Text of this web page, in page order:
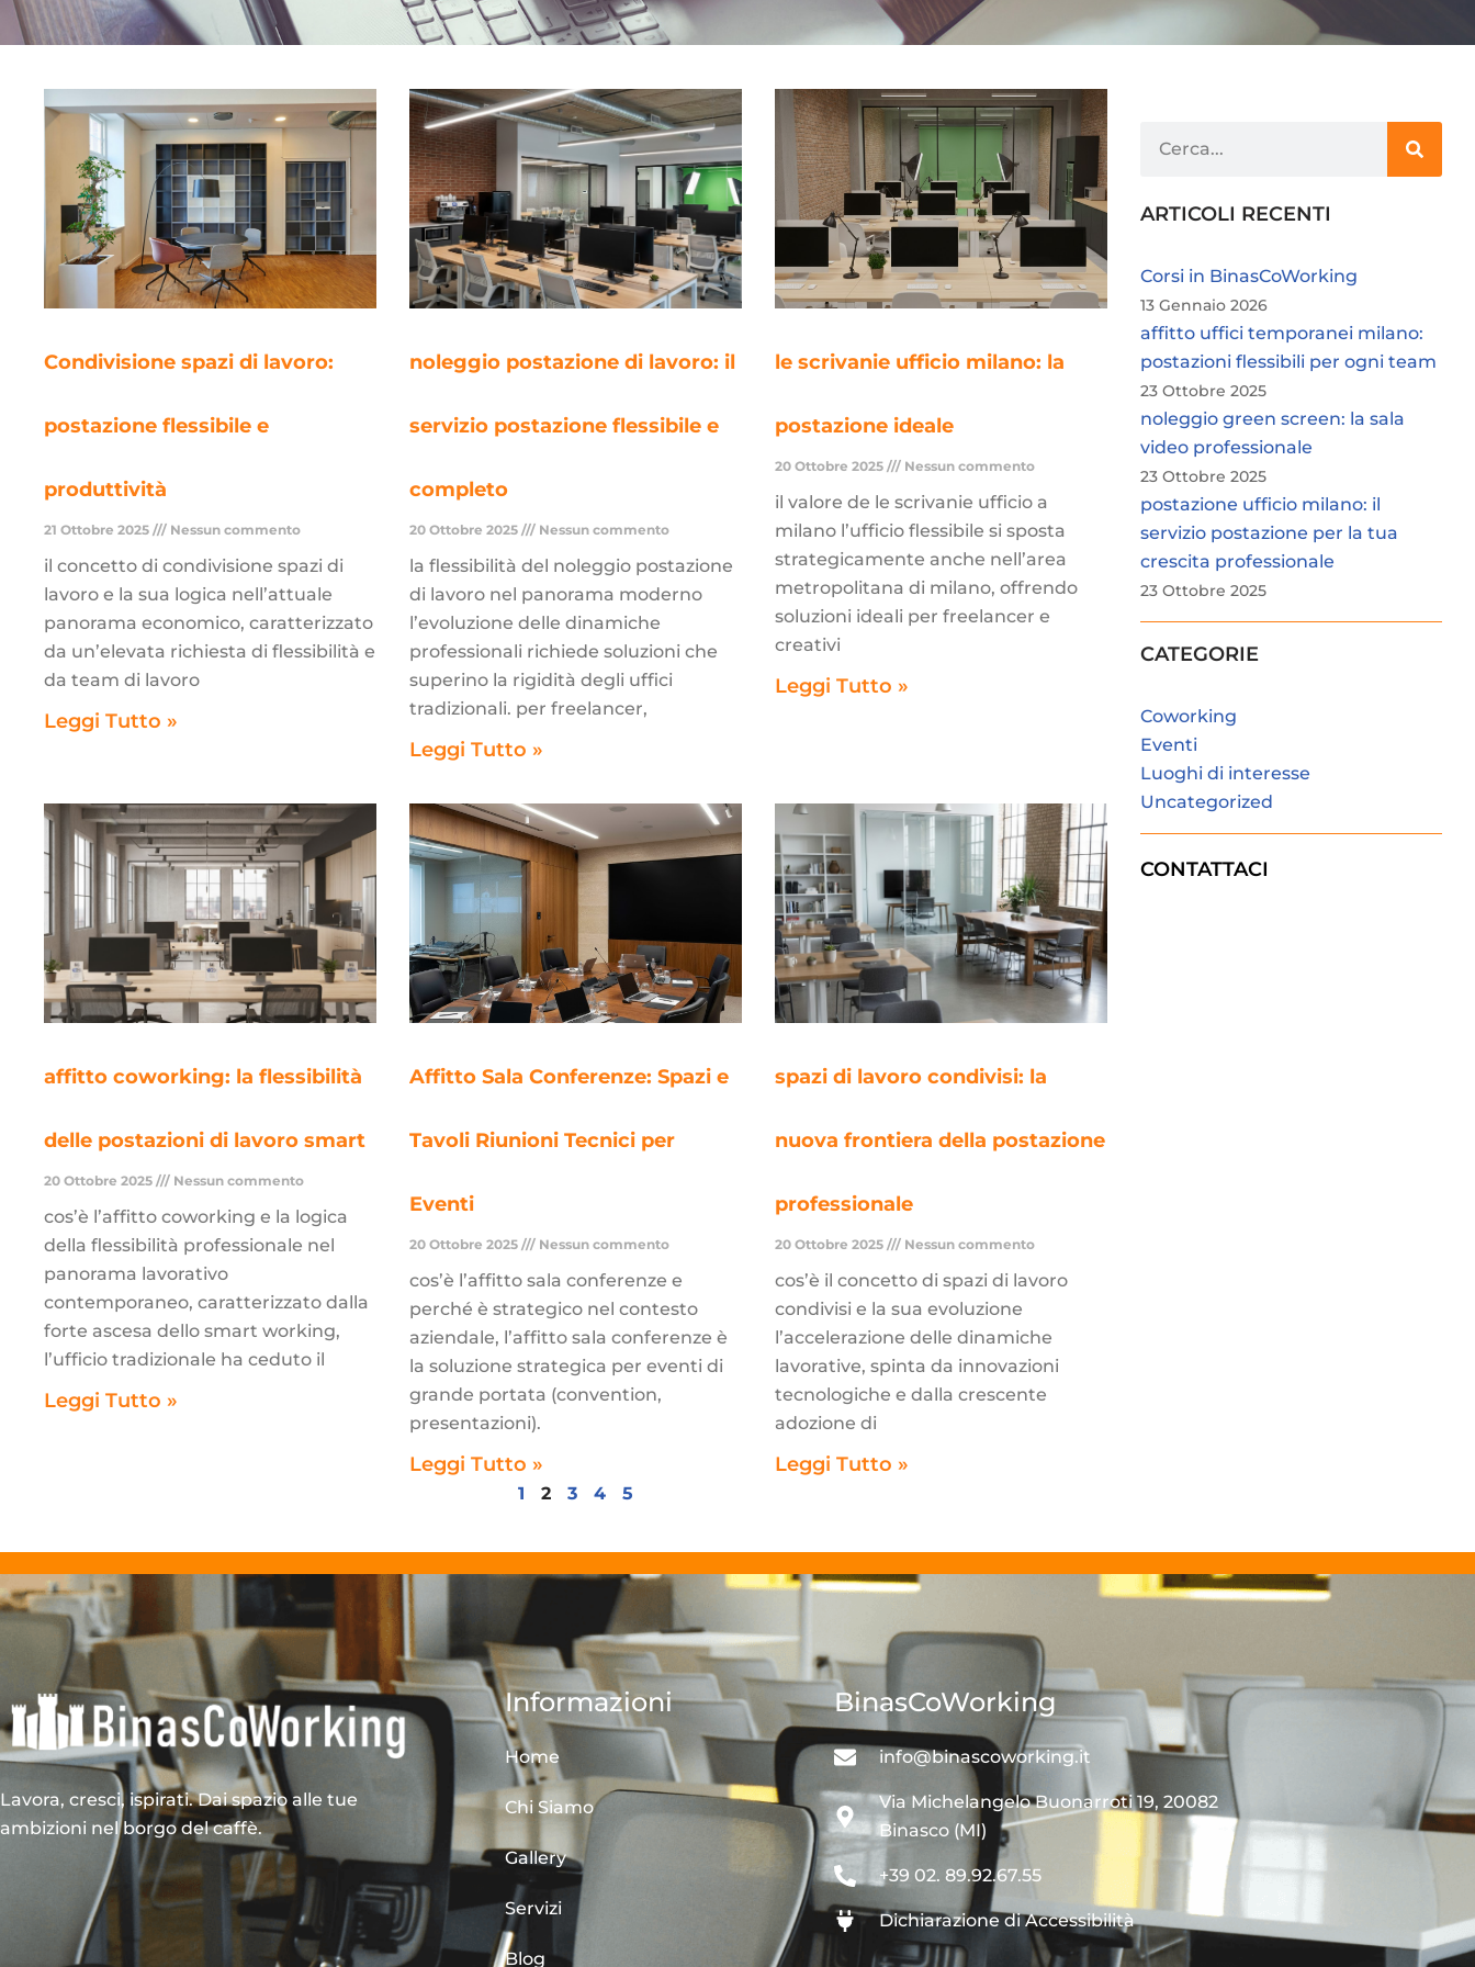
Condivisione spazi di lavoro:
postazione flessibile e
produttività
21 Ottobre 2025 Nessun commento
il concetto di condivisione spazi di
lavoro e la sua logica nell’attuale
panorama economico, caratterizzato
da un’elevata richiesta di flessibilità e
da team di lavoro
Leggi Tutto »
noleggio postazione di lavoro: il
servizio postazione flessibile e
completo
20 Ottobre 2025 Nessun commento
la flessibilità del noleggio postazione
di lavoro nel panorama moderno
l’evoluzione delle dinamiche
professionali richiede soluzioni che
superino la rigidità degli uffici
tradizionali. per freelancer,
Leggi Tutto »
le scrivanie ufficio milano: la
postazione ideale
20 Ottobre 2025 Nessun commento
il valore de le scrivanie ufficio a
milano l’ufficio flessibile si sposta
strategicamente anche nell’area
metropolitana di milano, offrendo
soluzioni ideali per freelancer e
creativi
Leggi Tutto »
affitto coworking: la flessibilità
delle postazioni di lavoro smart
20 Ottobre 2025 Nessun commento
cos’è l’affitto coworking e la logica
della flessibilità professionale nel
panorama lavorativo
contemporaneo, caratterizzato dalla
forte ascesa dello smart working,
l’ufficio tradizionale ha ceduto il
Leggi Tutto »
Affitto Sala Conferenze: Spazi e
Tavoli Riunioni Tecnici per
Eventi
20 Ottobre 2025 Nessun commento
cos’è l’affitto sala conferenze e
perché è strategico nel contesto
aziendale, l’affitto sala conferenze è
la soluzione strategica per eventi di
grande portata (convention,
presentazioni).
Leggi Tutto »
spazi di lavoro condivisi: la
nuova frontiera della postazione
professionale
20 Ottobre 2025 Nessun commento
cos’è il concetto di spazi di lavoro
condivisi e la sua evoluzione
l’accelerazione delle dinamiche
lavorative, spinta da innovazioni
tecnologiche e dalla crescente
adozione di
Leggi Tutto »
1 2 3 4 5
ARTICOLI RECENTI
Corsi in BinasCoWorking
13 Gennaio 2026
affitto uffici temporanei milano:
postazioni flessibili per ogni team
23 Ottobre 2025
noleggio green screen: la sala
video professionale
23 Ottobre 2025
postazione ufficio milano: il
servizio postazione per la tua
crescita professionale
23 Ottobre 2025
CATEGORIE
Coworking
Eventi
Luoghi di interesse
Uncategorized
CONTATTACI
Lavora, cresci, ispirati. Dai spazio alle tue
ambizioni nel borgo del caffè.
Informazioni
Home
Chi Siamo
Gallery
Servizi
Blog
BinasCoWorking
info@binascoworking.it
Via Michelangelo Buonarroti 19, 20082
Binasco (MI)
+39 02. 89.92.67.55
Dichiarazione di Accessibilità